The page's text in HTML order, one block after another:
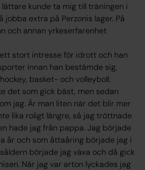
kunde ta mig till träningen i
jobba extra på Perzonis lager. På
och annan yrkeserfarenhet
stort intresse för idrott och han
innan han bestämde sig,
basket- och volleyboll.
det som gick bäst, men sedan
jag. Är man liten när det blir mer
lika roligt längre, så jag tröttnade
hade jag från pappa. Jag började
år och som åttaåring började jag i
började jag växa och då gick
När jag var arton lyckades jag